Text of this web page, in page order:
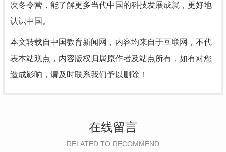
次冬令营，能了解更多当代中国的科技发展成就，更好地
认识中国。
本文转载自中国教育新闻网，内容均来自于互联网，不代
表本站观点，内容版权归属原作者及站点所有，如有对您
造成影响，请及时联系我们予以删除！
在线留言
RELATED TO RECOMMEND